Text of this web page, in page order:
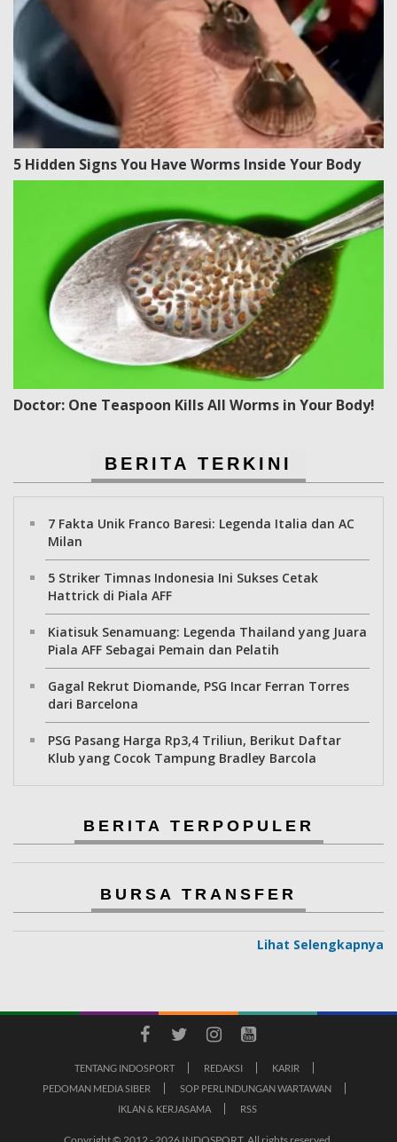
5 Hidden Signs You Have Worms Inside Your Body
Doctor: One Teaspoon Kills All Worms in Your Body!
BERITA TERKINI
7 Fakta Unik Franco Baresi: Legenda Italia dan AC
Milan
5 Striker Timnas Indonesia Ini Sukses Cetak
Hattrick di Piala AFF
Kiatisuk Senamuang: Legenda Thailand yang Juara
Piala AFF Sebagai Pemain dan Pelatih
Gagal Rekrut Diomande, PSG Incar Ferran Torres
dari Barcelona
PSG Pasang Harga Rp3,4 Triliun, Berikut Daftar
Klub yang Cocok Tampung Bradley Barcola
BERITA TERPOPULER
BURSA TRANSFER
Lihat Selengkapnya
TENTANG INDOSPORT REDAKSI
KARIR
PEDOMAN MEDIA SIBER
SOP PERLINDUNGAN WARTAWAN
IKLAN & KERJASAMA
RSS